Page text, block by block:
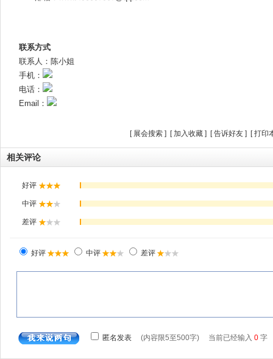
联系方式
联系人：陈小姐
手机：
电话：
Email：
[ 展会搜索 ] [加入收藏 ] [告诉好友 ] [打印
相关评论